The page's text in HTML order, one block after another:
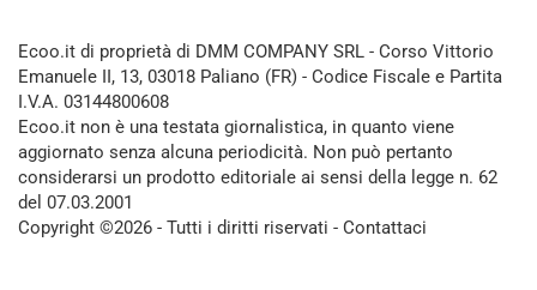
Ecoo.it di proprietà di DMM COMPANY SRL - Corso Vittorio
Emanuele II, 13, 03018 Paliano (FR) - Codice Fiscale e Partita
I.V.A. 03144800608
Ecoo.it non è una testata giornalistica, in quanto viene
aggiornato senza alcuna periodicità. Non può pertanto
considerarsi un prodotto editoriale ai sensi della legge n. 62
del 07.03.2001
Copyright ©2026 - Tutti i diritti riservati - Contattaci